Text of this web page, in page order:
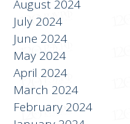
June 2024
May 2024
April 2024
March 2024
February 2024
January 2024
December 2023